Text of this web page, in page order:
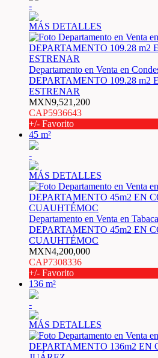
-
MÁS DETALLES
Departamento en Venta en
DEPARTAMENTO 109.28 m2
ESTRENAR
MXN9,521,200
CAP5936643
+/- Favorito
45 m²
-
MÁS DETALLES
Departamento en Venta en
DEPARTAMENTO 45m2 EN
CUAUHTÉMOC
MXN4,200,000
CAP7308336
+/- Favorito
136 m²
-
MÁS DETALLES